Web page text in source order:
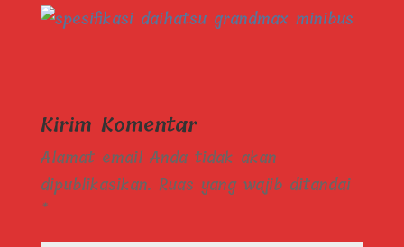
Kirim Komentar
Alamat email Anda tidak akan
dipublikasikan. Ruas yang wajib ditandai
*